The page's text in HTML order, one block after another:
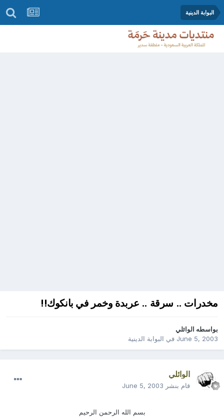
البوابة الدينية
مخدرات .. سرقة .. عربدة وخمر في بانكوك!!
بواسطه الوائلي
June 5, 2003في البوابة الدينية
الوائلي
قام بنشر June 5, 2003
بسم الله الرحمن الرحيم